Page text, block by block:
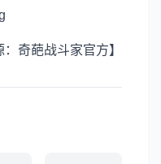
：奇葩战斗家官方】